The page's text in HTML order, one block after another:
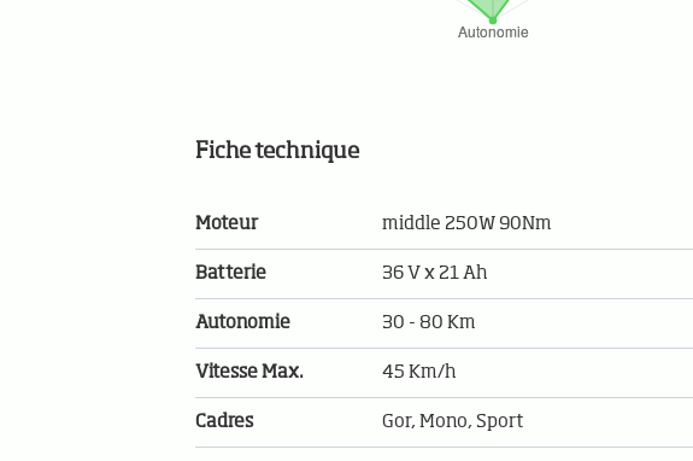
Fiche technique
Moteur middle 250W 90Nm
Batterie 36 V x 21 Ah
Autonomie 30 - 80 Km
Vitesse Max. 45 Km/h
Cadres Gor, Mono, Sport